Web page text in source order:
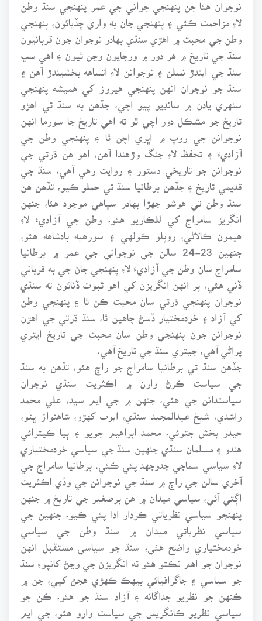
نوجوان هئا جن پنهنجي جواني جي عمر پنهنجي سنڌ وطن
لاءِ مزاحمت ڪئي ۽ پنهنجي جان به واري ڇڏيائون، پنهنجي
وطن جي محبت ۾ اهڙي سنڌي بهادر نوجوان جون قربانيون
سنڌ جي تاريخ ۾ هر دور ۾ ورجايون وڃن ٿيون ۽ اهي سڀ
سنڌ جي ايندڙ نسلن ۽ نوجوانن لاءِ اتساهه بخشيندڙ آهن ۽
سنڌ جو نوجوان انهن پنهنجي هيروز کي هميشه پنهنجي
سنهري يادن ۾ سانڍيو پيو اچي، جڏهن به سنڌ تي اهڙو
تاريخ جو مشڪل دور اچي ٿو ته اهي تاريخ جا سورما انهن
نوجوانن جي روپ ۾ اڀري اچن ٿا ۽ پنهنجي وطن جي
آزاديءَ ۽ تحفظ لاءِ جنگ وڙهندا آهن، اهو هن ڌرتي جي
نوجوانن جو تاريخي دستور ۽ روايت رهي آهي، سنڌ جي
قديمي تاريخ ۽ جڏهن برطانيا سنڌ تي حملو ڪيو، تڏهن هن
سنڌ وطن تي هوشو جهڙا بهادر سپاهي موجود هئا، جنهن
انگريز سامراج کي للڪاريو هئو، وطن جي آزاديءَ لاءِ
هيمون ڪالاڻي، روپلو ڪولهي ۽ سورهيه بادشاهه هئو،
جنهين 23-24 سالن جي نوجواني جي عمر ۾ برطانيا
سامراج سان وطن جي آزاديءَ لاءِ پنهنجي جان جي به قرباني
ڏني هئي، پر انهن انگريزن کي اهو ثبوت ڏنائون ته سنڌي
نوجوان پنهنجي ڌرتي سان محبت ڪن ٿا ۽ پنهنجي وطن
کي آزاد ۽ خودمختيار ڏسڻ چاهين ٿا، سنڌ ڌرتي جي اهڙن
نوجوانن جون پنهنجي وطن سان محبت جي تاريخ ايتري
پراڻي آهي، جيتري سنڌ جي تاريخ آهي.
جڏهن سنڌ تي برطانيا سامراج جو راڄ هئو، تڏهن به سنڌ
جي سياست ڪرڻ وارن ۾ اڪثريت سنڌي نوجوان
سياستدانن جي هئي، جنهن ۾ جي ايم سيد، علي محمد
راشدي، شيخ عبدالمجيد سنڌي، ايوب کهڙو، شاهنواز ڀٽو،
حيدر بخش جتوئي، محمد ابراهيم جويو ۽ ٻيا ڪيترائي
هندو ۽ مسلمان سنڌي جنهين سنڌ جي سياسي خودمختياري
لاءِ سياسي سماجي جدوجهد پئي ڪئي. برطانيا سامراج جي
آخري سالن جي راڄ ۾ سنڌ جي نوجوانن جي وڏي اڪثريت
اڳتي آئي، سياسي ميدان ۾ هن برصغير جي تاريخ ۾ جنهن
پنهنجو سياسي نظرياتي ڪردار ادا پئي ڪيو، جنهين جي
سياسي نظرياتي ميدان ۾ سنڌ وطن جي سياسي
خودمختياري واضح هئي، سنڌ جو سياسي مستقبل انهن
نوجوان جو اهم نڪتو هئو ته انگريزن جي وڃڻ کانپوءِ سنڌ
جو سياسي ۽ جاگرافيائي بيهڪ ڪهڙي هجڻ کپي، جن ۾
ڪنهن جو نظريو جداگانه ۽ آزاد سنڌ جو هئو، ڪن جو
سياسي نظريو ڪانگريس جي سياست وارو هئو، جي ايم